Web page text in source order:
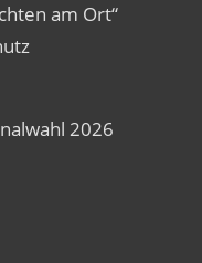
am Ort“
2026